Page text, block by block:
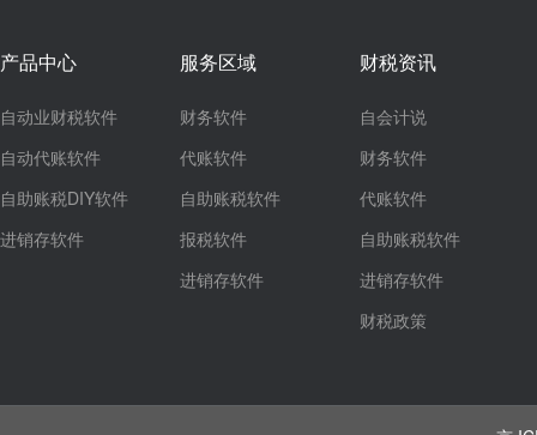
产品中心
自动业财税软件
自动代账软件
自助账税DIY软件
进销存软件
服务区域
财务软件
代账软件
自助账税软件
报税软件
进销存软件
财税资讯
自会计说
财务软件
代账软件
自助账税软件
进销存软件
财税政策